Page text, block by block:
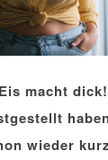
macht
wieder